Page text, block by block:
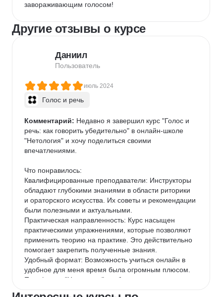
завораживающим голосом!
Другие отзывы о курсе
Даниил
Пользователь
июль 2024
Голос и речь
Комментарий: Недавно я завершил курс "Голос и
речь: как говорить убедительно" в онлайн-школе
"Нетология" и хочу поделиться своими
впечатлениями.
Что понравилось:
Квалифицированные преподаватели: Инструкторы
обладают глубокими знаниями в области риторики
и ораторского искусства. Их советы и рекомендации
были полезными и актуальными.
Практическая направленность: Курс насыщен
практическими упражнениями, которые позволяют
применить теорию на практике. Это действительно
помогает закрепить полученные знания.
Удобный формат: Возможность учиться онлайн в
удобное для меня время была огромным плюсом.
Платформа "Нетологии" удобна и интуитивно